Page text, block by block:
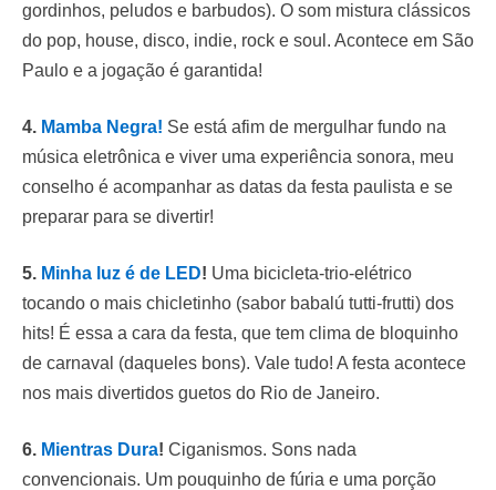
gordinhos, peludos e barbudos). O som mistura clássicos
do pop, house, disco, indie, rock e soul. Acontece em São
Paulo e a jogação é garantida!
4. Mamba Negra! Se está afim de mergulhar fundo na
música eletrônica e viver uma experiência sonora, meu
conselho é acompanhar as datas da festa paulista e se
preparar para se divertir!
5. Minha luz é de LED! Uma bicicleta-trio-elétrico
tocando o mais chicletinho (sabor babalú tutti-frutti) dos
hits! É essa a cara da festa, que tem clima de bloquinho
de carnaval (daqueles bons). Vale tudo! A festa acontece
nos mais divertidos guetos do Rio de Janeiro.
6. Mientras Dura! Ciganismos. Sons nada
convencionais. Um pouquinho de fúria e uma porção